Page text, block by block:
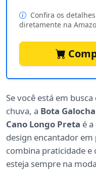
Confira os
diretamente na
Se você está em
chuva, a Bota
Cano Longo Preta é
design encantador em
combina praticidade
esteja sempre na